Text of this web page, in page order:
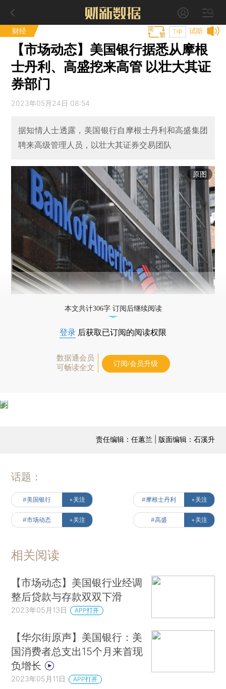
财经 试听
T中
【市场动态】美国银行据悉从摩根
士丹利、高盛挖来高管 以壮大其证
券部门
2023年05月24日 08:54
据知情人士透露，美国银行自摩根士丹利和高盛集团
聘来高级管理人员，以壮大其证券交易团队
原图
本文共计306字 订阅后继续阅读
登录 后获取已订阅的阅读权限
数据通会员
可畅读全文
订阅/会员升级
责任编辑：任蕙兰 | 版面编辑：石溪升
话题：
#美国银行 +关注 #摩根士丹利 +关注
#市场动态 +关注 #高盛 +关注
相关阅读
【市场动态】美国银行业经调
整后贷款与存款双双下滑
2023年05月13日 APP打开
【华尔街原声】美国银行：美
国消费者总支出15个月来首现
负增长
2023年05月11日 APP打开